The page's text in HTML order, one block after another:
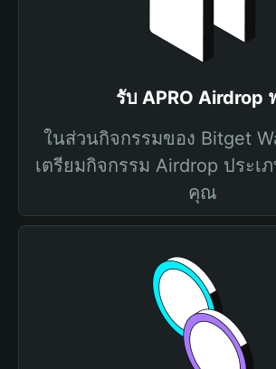
รับ APRO Airdrop
ในส่วนกิจกรรมของ Bitget
เตรียมกิจกรรม Airdrop ประเ
คุณ